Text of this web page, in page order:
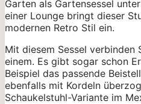
Garten als Gartensessel
einer Lounge bringt dieser
modernen Retro Stil ein.
Mit diesem Sessel verbinden
einem. Es gibt sogar schon
Beispiel das passende
ebenfalls mit Kordeln
Schaukelstuhl-Variante im